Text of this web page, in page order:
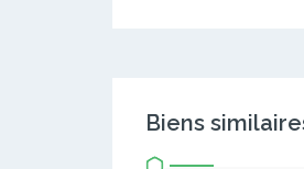
Biens